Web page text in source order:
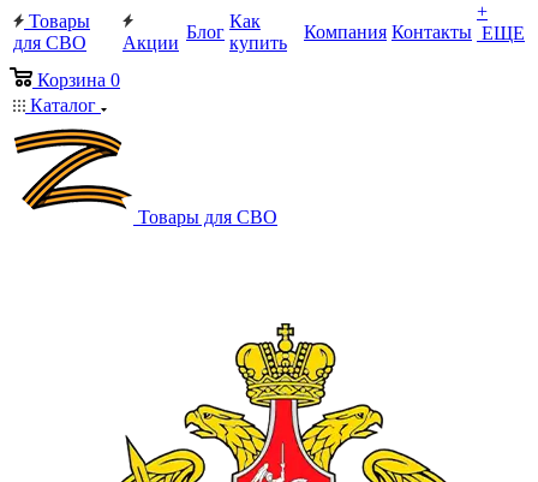
Товары
для СВО
Акции
Блог
Как
купить
Компания Контакты
+
ЕЩЕ
Корзина 0
Каталог
Товары для СВО